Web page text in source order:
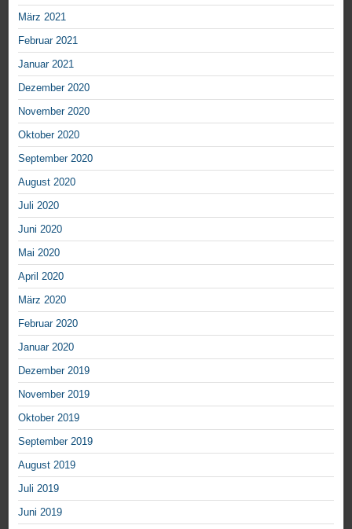
März 2021
Februar 2021
Januar 2021
Dezember 2020
November 2020
Oktober 2020
September 2020
August 2020
Juli 2020
Juni 2020
Mai 2020
April 2020
März 2020
Februar 2020
Januar 2020
Dezember 2019
November 2019
Oktober 2019
September 2019
August 2019
Juli 2019
Juni 2019